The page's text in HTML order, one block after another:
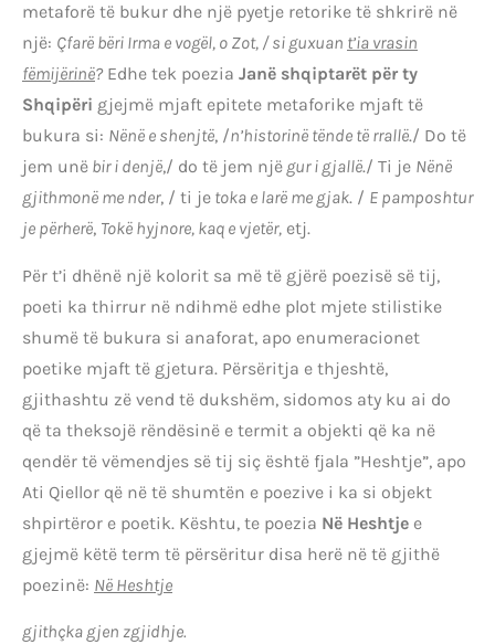
metaforë të bukur dhe një pyetje retorike të shkrirë në
një: Çfarë bëri Irma e vogël, o Zot, / si guxuan t’ia vrasin
fëmijërinë?Edhe tek poezia Janë shqiptarët për ty
Shqipëri gjejmë mjaft epitete metaforike mjaft të
bukura si: Nënë e shenjtë, /n’historinë tënde të rrallë./ Do të
jem unë bir i denjë,/ do të jem një gur i gjallë./ Ti je Nënë
gjithmonë me nder, / ti je toka e larë me gjak. / E pamposhtur
je përherë, Tokë hyjnore, kaq e vjetër, etj.
Për t’i dhënë një kolorit sa më të gjërë poezisë së tij,
poeti ka thirrur në ndihmë edhe plot mjete stilistike
shumë të bukura si anaforat, apo enumeracionet
poetike mjaft të gjetura. Përsëritja e thjeshtë,
gjithashtu zë vend të dukshëm, sidomos aty ku ai do
që ta theksojë rëndësinë e termit a objekti që ka në
qendër të vëmendjes së tij siç është fjala ”Heshtje”, apo
Ati Qiellor që në të shumtën e poezive i ka si objekt
shpirtëror e poetik. Kështu, te poezia Në Heshtje e
gjejmë këtë term të përsëritur disa herë në të gjithë
poezinë: Në Heshtje
gjithçka gjen zgjidhje.